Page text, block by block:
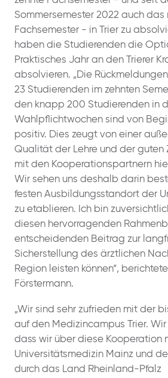
Sommersemester 2022 auch das
Fachsemester - in Trier zu
haben die Studierenden die
Praktisches Jahr an den Trierer
absolvieren. „Die
23 Studierenden im zehnten
den knapp 200 Studierenden in
Wahlpflichtwochen sind von
positiv. Dies zeugt von einer
Qualität der Lehre und der guten
mit den Kooperationspartnern
Wir sehen uns deshalb darin
festen Ausbildungsstandort der
zu etablieren. Ich bin
diesen hervorragenden
entscheidenden Beitrag zur
Sicherstellung des ärztlichen
Region leisten können“,
Förstermann.
„Wir sind sehr zufrieden mit der
auf den Medizincampus Trier. Wir
dass wir über diese Kooperation
Universitätsmedizin Mainz und
durch das Land Rheinland-Pfalz